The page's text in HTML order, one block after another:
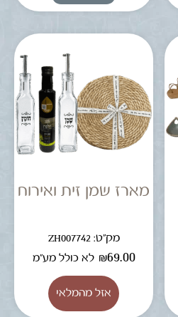
מארז שמן זית ואירוח
מק"ט: ZH007742
₪69.00 לא כולל מע"מ